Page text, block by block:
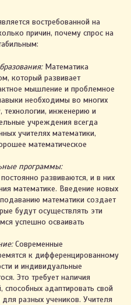
востребованной на
причин, почему спрос на
Математика
который развивает
мышление и проблемное
необходимы во многих
технологии, инженерию и
учреждения всегда
учителях математики,
математическое
программы:
развиваются, и в них
математике. Введение новых
математики создает
будут осуществлять эти
успешно осваивать
Современные
к дифференцированному
и индивидуальные
Это требует наличия
адаптировать свой
разных учеников. Учителя